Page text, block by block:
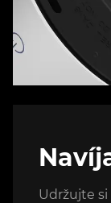
Udržujte